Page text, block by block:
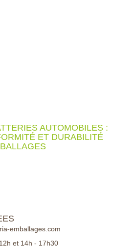
AUTOMOBILES :
ET DURABILITÉ
emballages.com
et 14h - 17h30